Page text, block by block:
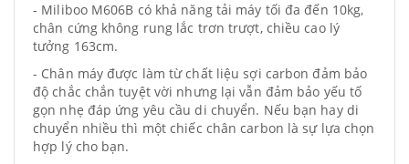
- Miliboo M606B có khả năng tải máy tối đa đến 10kg,
chân cứng không rung lắc trơn trượt, chiều cao lý
tưởng 163cm.
- Chân máy được làm từ chất liệu sợi carbon đảm bảo
độ chắc chắn tuyệt vời nhưng lại vẫn đảm bảo yếu tố
gọn nhẹ đáp ứng yêu cầu di chuyển. Nếu bạn hay di
chuyển nhiều thì một chiếc chân carbon là sự lựa chọn
hợp lý cho bạn.